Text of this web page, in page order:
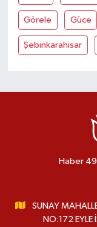
Görele Güce
Şebinkarahisar
Haber
SUNAY
NO:172